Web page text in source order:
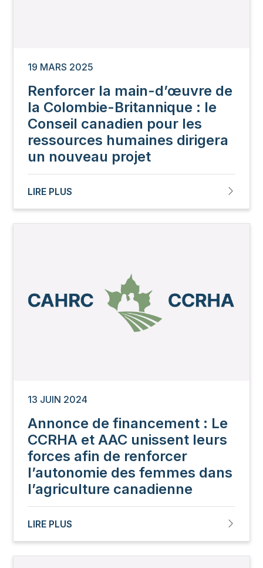
19 MARS 2025
Renforcer la main-d’œuvre de
la Colombie-Britannique : le
Conseil canadien pour les
ressources humaines dirigera
un nouveau projet
LIRE PLUS
13 JUIN 2024
Annonce de financement : Le
CCRHA et AAC unissent leurs
forces afin de renforcer
l’autonomie des femmes dans
l’agriculture canadienne
LIRE PLUS